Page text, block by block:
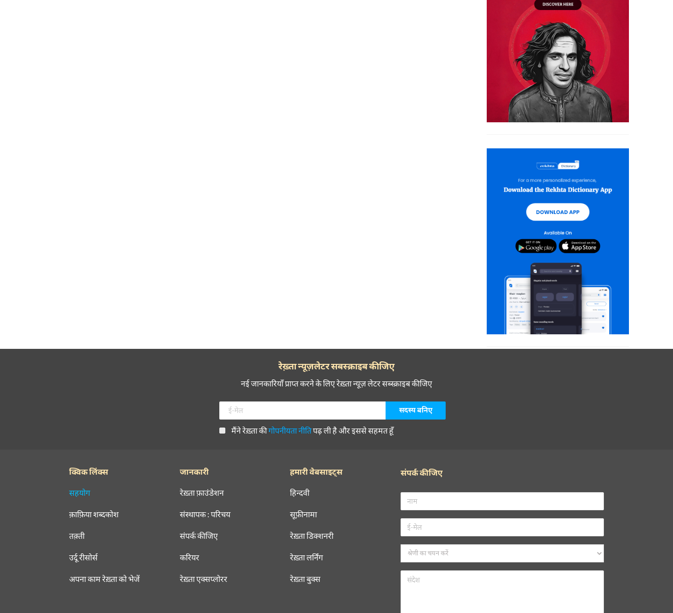
रेख़्ता न्यूज़लेटर सबस्क्राइब कीजिए
नई जानकारियाँ प्राप्त करने के लिए रेख़्ता न्यूज़ लेटर सब्स्क्राइब कीजिए
मैंने रेख़्ता कीगोपनीयता नीतिपढ़ ली है और इससे सहमत हूँ
क्विक लिंक्स
सहयोग
क़ाफ़िया शब्दकोश
तक़्ती
उर्दू रीसोर्स
अपना काम रेख़्ता को भेजें
जानकारी
रेख़्ता फ़ाउंडेशन
संस्थापक : परिचय
संपर्क कीजिए
करियर
रेख़्ता एक्सप्लोरर
हमारी वेबसाइट्स
हिन्दवी
सूफ़ीनामा
रेख़्ता डिक्शनरी
रेख़्ता लर्निंग
रेख़्ता बुक्स
संपर्क कीजिए